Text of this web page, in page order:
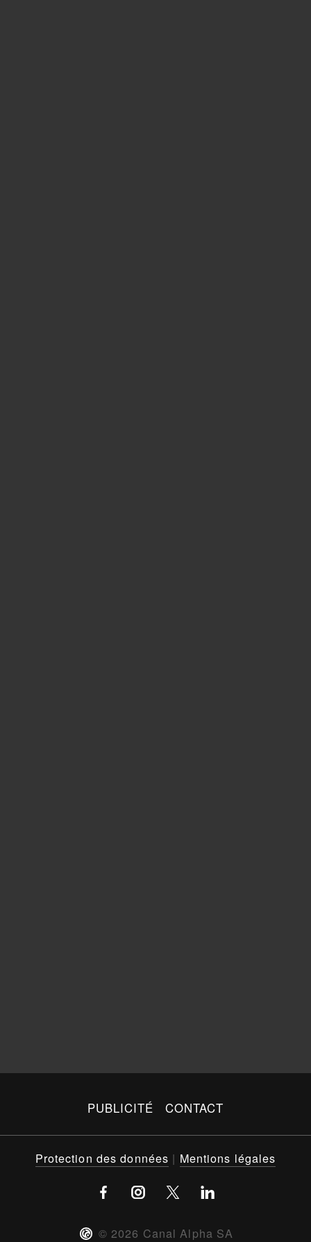
PUBLICITÉ CONTACT
© 2026 Canal Alpha SA
Protection des données | Mentions légales